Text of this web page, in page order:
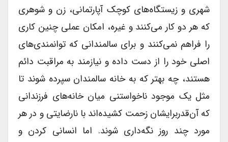
شهری و زیستگاه‌های کوچک آپارتمانی‌، زن و شوهری
که هر دو کار می‌کنند و غیره‌، امکان عملی چنین کاری
را فراهم نمی‌کنند و برای سالمندانی که توانمندی‌های
اصلی خود را از دست داده و نیازمند به مراقبت دائم
هستند، چه بهتر که به خانه سالمندان سپرده شوند تا
مثل یک موجود ناخواستنی میان خانه‌های فرزندانی
که آن‌قدربرایشان زحمت کشیده‌اند با نارضایتی و در هر
مورد چند روز نگه‌داری شوند. اما انسانی کردن و